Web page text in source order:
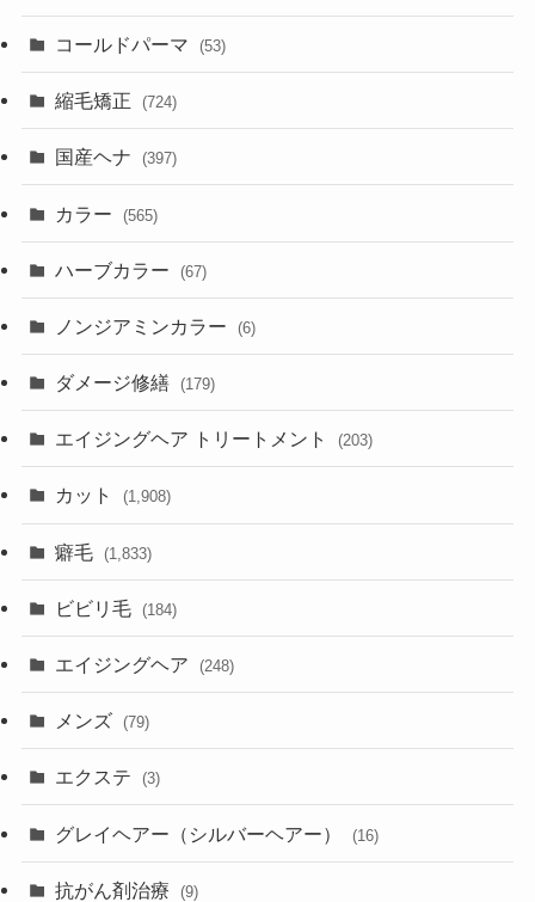
コールドパーマ (53)
縮毛矯正 (724)
国産ヘナ (397)
カラー (565)
ハーブカラー (67)
ノンジアミンカラー (6)
ダメージ修繕 (179)
エイジングヘア トリートメント (203)
カット (1,908)
癖毛 (1,833)
ビビリ毛 (184)
エイジングヘア (248)
メンズ (79)
エクステ (3)
グレイヘアー（シルバーヘアー） (16)
抗がん剤治療 (9)